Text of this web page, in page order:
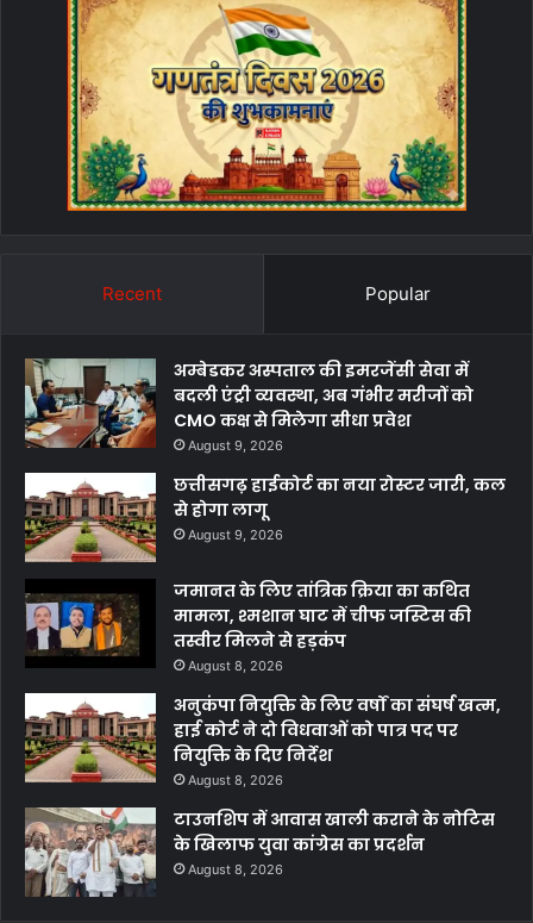
Recent Popular
अम्बेडकर अस्पताल की इमरजेंसी सेवा में
बदली एंट्री व्यवस्था, अब गंभीर मरीजों को
CMO कक्ष से मिलेगा सीधा प्रवेश
August 9, 2026
छत्तीसगढ़ हाईकोर्ट का नया रोस्टर जारी, कल
से होगा लागू
August 9, 2026
जमानत के लिए तांत्रिक क्रिया का कथित
मामला, श्मशान घाट में चीफ जस्टिस की
तस्वीर मिलने से हड़कंप
August 8, 2026
अनुकंपा नियुक्ति के लिए वर्षों का संघर्ष खत्म,
हाई कोर्ट ने दो विधवाओं को पात्र पद पर
नियुक्ति के दिए निर्देश
August 8, 2026
टाउनशिप में आवास खाली कराने के नोटिस
के खिलाफ युवा कांग्रेस का प्रदर्शन
August 8, 2026